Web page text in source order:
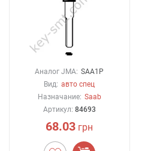
Аналог JMA: SAA1P
Вид: авто спец
Назначание: Saab
Артикул: 84693
68.03 грн